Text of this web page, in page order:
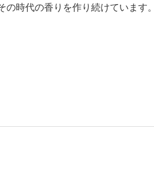
時代の香りを作り続けています。